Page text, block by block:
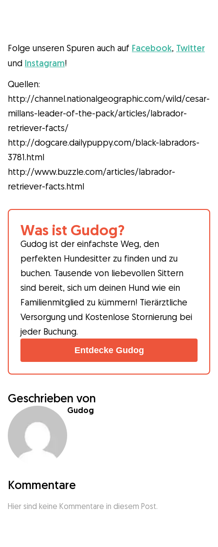
Folge unseren Spuren auch auf Facebook, Twitter
und Instagram!
Quellen:
http://channel.nationalgeographic.com/wild/cesar-
millans-leader-of-the-pack/articles/labrador-
retriever-facts/
http://dogcare.dailypuppy.com/black-labradors-
3781.html
http://www.buzzle.com/articles/labrador-
retriever-facts.html
Was ist Gudog?
Gudog ist der einfachste Weg, den
perfekten Hundesitter zu finden und zu
buchen. Tausende von liebevollen Sittern
sind bereit, sich um deinen Hund wie ein
Familienmitglied zu kümmern! Tierärztliche
Versorgung und Kostenlose Stornierung bei
jeder Buchung.
Entdecke Gudog
Geschrieben von
Gudog
Kommentare
Hier sind keine Kommentare in diesem Post.